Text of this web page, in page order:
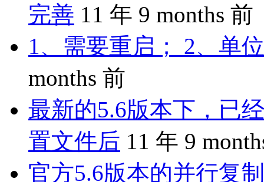
完善 11 年 9 months 前
1、需要重启； 2、单
months 前
最新的5.6版本下，已
置文件后 11 年 9
官方5.6版本的并行复